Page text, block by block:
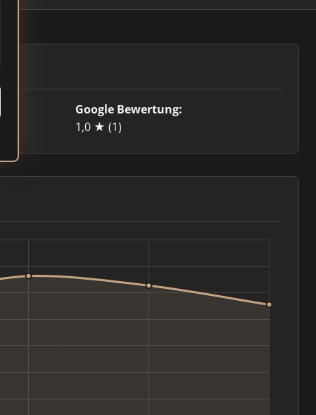
Google Bewertung:
1,0 ★ (1)